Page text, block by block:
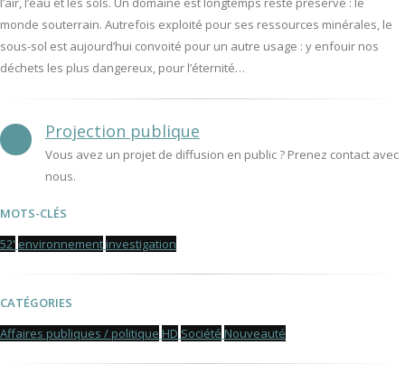
monde souterrain. Autrefois exploité pour ses ressources minérales, le
sous-sol est aujourd’hui convoité pour un autre usage : y enfouir nos
déchets les plus dangereux, pour l’éternité…
Projection publique
Vous avez un projet de diffusion en public ? Prenez contact avec
nous.
MOTS-CLÉS
52' environnement investigation
CATÉGORIES
Affaires publiques / politique HD Société Nouveauté